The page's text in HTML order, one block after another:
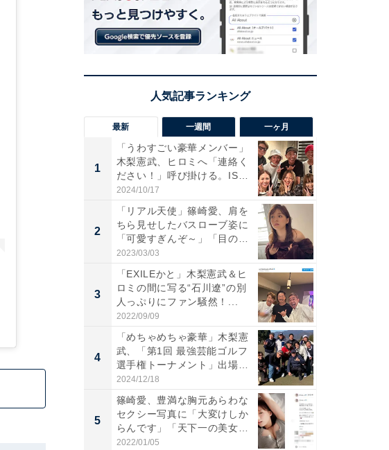
最新 一週間 一ヶ月
1
「うわすごい豪華メンバー」
木梨憲武、ヒロミへ「連絡く
ださい！」呼び掛ける。IS
S...
2024/10/17
2
「リアル天使」篠崎愛、肩を
ちら見せしたバスローブ姿に
「可愛すぎんぞ～」「目の表
情...
2023/03/03
3
「EXILEかと」木梨憲武＆ヒ
ロミの間に写る“石川遼”の別
人っぷりにファン騒然！...
2022/09/09
4
「めちゃめちゃ豪華」木梨憲
武、「第1回 最強芸能ゴルフ
選手権トーナメント」出場
メ...
2024/12/18
5
篠崎愛、豊満な胸元あらわな
セクシー写真に「大変けしか
らんです」「天下一の美女で
す...
2022/01/05